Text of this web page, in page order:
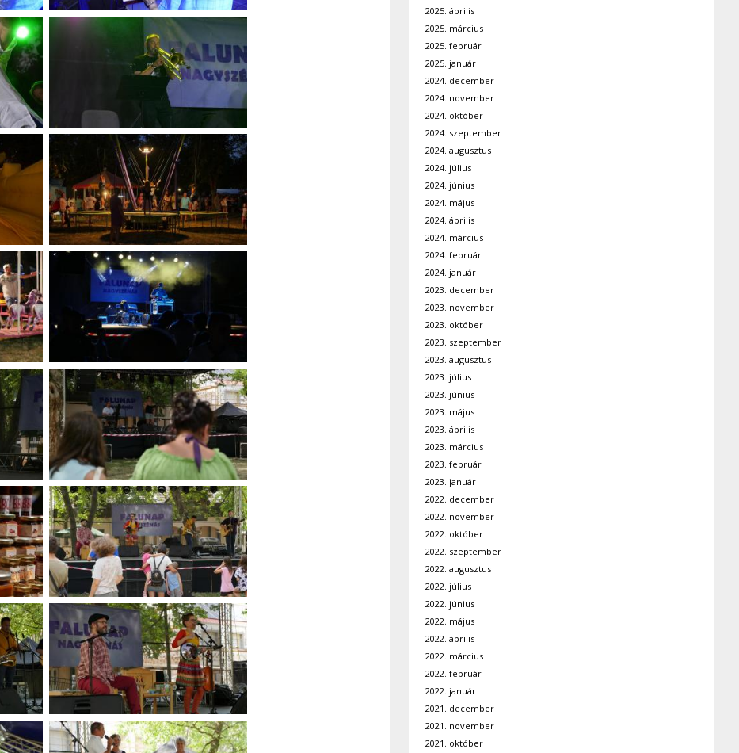
2025. április
2025. március
2025. február
2025. január
2024. december
2024. november
2024. október
2024. szeptember
2024. augusztus
2024. július
2024. június
2024. május
2024. április
2024. március
2024. február
2024. január
2023. december
2023. november
2023. október
2023. szeptember
2023. augusztus
2023. július
2023. június
2023. május
2023. április
2023. március
2023. február
2023. január
2022. december
2022. november
2022. október
2022. szeptember
2022. augusztus
2022. július
2022. június
2022. május
2022. április
2022. március
2022. február
2022. január
2021. december
2021. november
2021. október